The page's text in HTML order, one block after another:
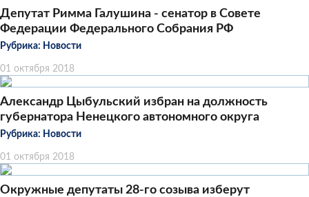
Депутат Римма Галушина - сенатор в Совете
Федерации Федерального Собрания РФ
Рубрика: Новости
01 октября 2018
Александр Цыбульский избран на должность
губернатора Ненецкого автономного округа
Рубрика: Новости
01 октября 2018
Окружные депутаты 28-го созыва изберут